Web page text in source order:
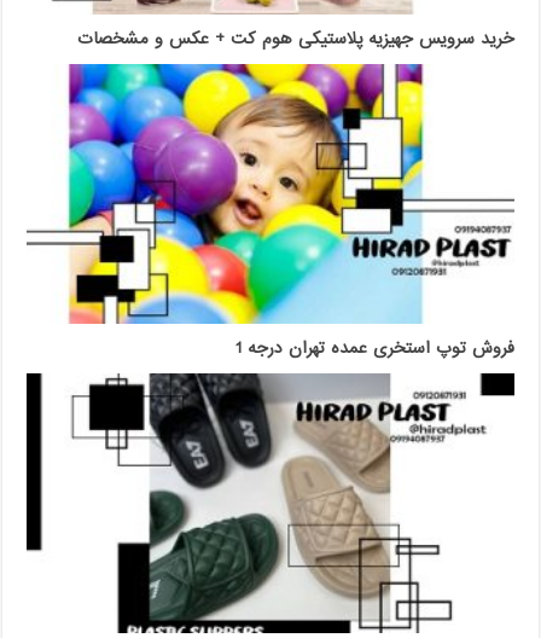
خرید سرویس جهیزیه پلاستیکی هوم کت + عکس و مشخصات
فروش توپ استخری عمده تهران درجه 1